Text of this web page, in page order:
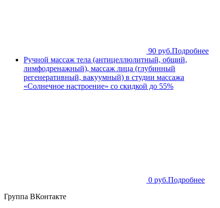
90 руб.Подробнее
Ручной массаж тела (антицеллюлитный, общий,
лимфодренажный), массаж лица (глубинный
регенеративный, вакуумный) в студии массажа
«Солнечное настроение» со скидкой до 55%
0 руб.Подробнее
Группа ВКонтакте